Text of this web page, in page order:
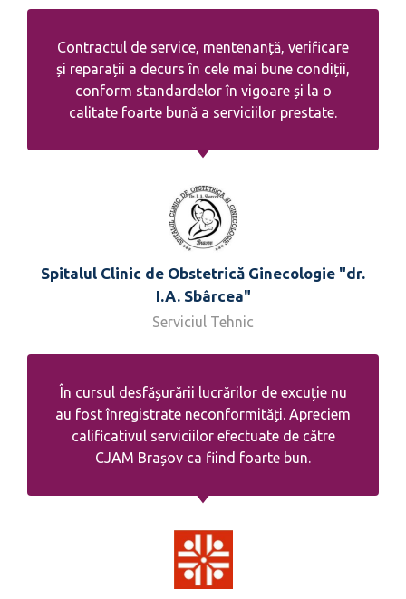
Contractul de service, mentenanță, verificare
și reparații a decurs în cele mai bune condiții,
conform standardelor în vigoare și la o
calitate foarte bună a serviciilor prestate.
Spitalul Clinic de Obstetrică Ginecologie "dr.
I.A. Sbârcea"
Serviciul Tehnic
În cursul desfășurării lucrărilor de excuție nu
au fost înregistrate neconformități. Apreciem
calificativul serviciilor efectuate de către
CJAM Brașov ca fiind foarte bun.